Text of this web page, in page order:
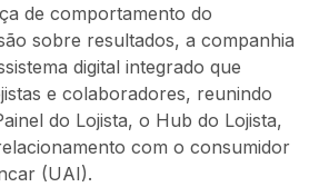
de comportamento do
sobre resultados, a companhia
digital integrado que
e colaboradores, reunindo
do Lojista, o Hub do Lojista,
com o consumidor
(UAI).